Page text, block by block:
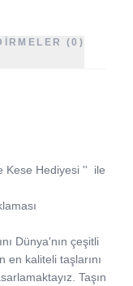
(0)
Kese Hediyesi ''
ile
Dünya'nın çeşitli
en kaliteli taşlarını
Taşın